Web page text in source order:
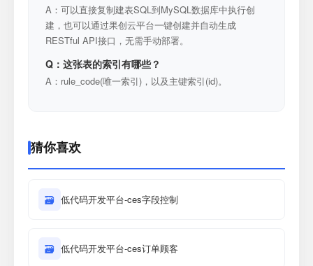
A：可以直接复制建表SQL到MySQL数据库中执行创
建，也可以通过果创云平台一键创建并自动生成
RESTful API接口，无需手动部署。
Q：这张表的索引有哪些？
A：rule_code(唯一索引)，以及主键索引(id)。
猜你喜欢
🗃 低代码开发平台-ces字段控制
🗃 低代码开发平台-ces订单顾客